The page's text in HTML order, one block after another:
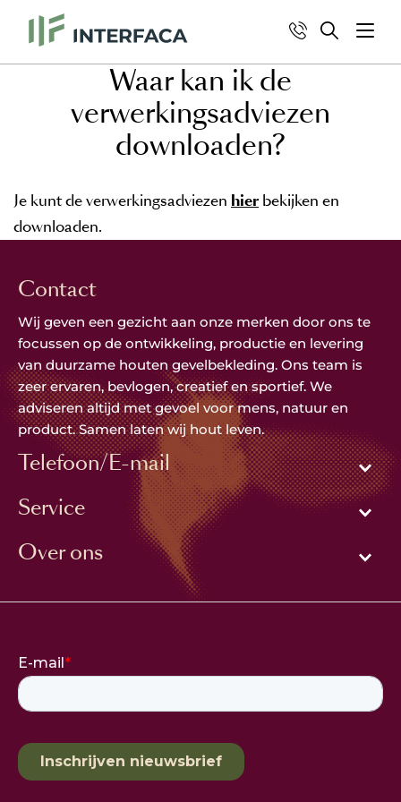
Waar kan ik de
verwerkingsadviezen
downloaden?
Je kunt de verwerkingsadviezen hier bekijken en
downloaden.
Contact
Wij geven een gezicht aan onze merken door ons te
focussen op de ontwikkeling, productie en levering
van duurzame houten gevelbekleding. Ons team is
zeer ervaren, bevlogen, creatief en sportief. We
adviseren altijd met gevoel voor mens, natuur en
product. Samen laten wij hout leven.
Telefoon/E-mail
Service
Over ons